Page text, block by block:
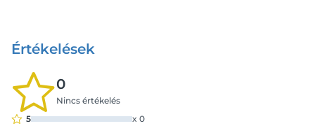
Értékelések
0
Nincs értékelés
5
x 0